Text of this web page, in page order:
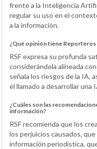
frente a la Inteligencia
regular su uso en el
a la información.
¿Qué opinión tiene Reporteros
RSF expresa su profunda
considerándola alineada
señala los riesgos de la IA,
el llamado a desarrollar
¿Cuáles son las
información?
RSF recomienda que los
los perjuicios causados,
información periodística,